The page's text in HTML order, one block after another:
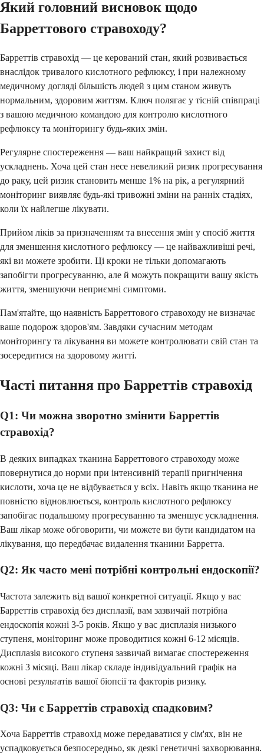
Який головний висновок щодо
Барреттового стравоходу?
Барреттів стравохід — це керований стан, який розвивається
внаслідок тривалого кислотного рефлюксу, і при належному
медичному догляді більшість людей з цим станом живуть
нормальним, здоровим життям. Ключ полягає у тісній співпраці
з вашою медичною командою для контролю кислотного
рефлюксу та моніторингу будь-яких змін.
Регулярне спостереження — ваш найкращий захист від
ускладнень. Хоча цей стан несе невеликий ризик прогресування
до раку, цей ризик становить менше 1% на рік, а регулярний
моніторинг виявляє будь-які тривожні зміни на ранніх стадіях,
коли їх найлегше лікувати.
Прийом ліків за призначенням та внесення змін у спосіб життя
для зменшення кислотного рефлюксу — це найважливіші речі,
які ви можете зробити. Ці кроки не тільки допомагають
запобігти прогресуванню, але й можуть покращити вашу якість
життя, зменшуючи неприємні симптоми.
Пам'ятайте, що наявність Барреттового стравоходу не визначає
ваше подорож здоров'ям. Завдяки сучасним методам
моніторингу та лікування ви можете контролювати свій стан та
зосередитися на здоровому житті.
Часті питання про Барреттів стравохід
Q1: Чи можна зворотно змінити Барреттів
стравохід?
В деяких випадках тканина Барреттового стравоходу може
повернутися до норми при інтенсивній терапії пригнічення
кислоти, хоча це не відбувається у всіх. Навіть якщо тканина не
повністю відновлюється, контроль кислотного рефлюксу
запобігає подальшому прогресуванню та зменшує ускладнення.
Ваш лікар може обговорити, чи можете ви бути кандидатом на
лікування, що передбачає видалення тканини Барретта.
Q2: Як часто мені потрібні контрольні ендоскопії?
Частота залежить від вашої конкретної ситуації. Якщо у вас
Барреттів стравохід без дисплазії, вам зазвичай потрібна
ендоскопія кожні 3-5 років. Якщо у вас дисплазія низького
ступеня, моніторинг може проводитися кожні 6-12 місяців.
Дисплазія високого ступеня зазвичай вимагає спостереження
кожні 3 місяці. Ваш лікар складе індивідуальний графік на
основі результатів вашої біопсії та факторів ризику.
Q3: Чи є Барреттів стравохід спадковим?
Хоча Барреттів стравохід може передаватися у сім'ях, він не
успадковується безпосередньо, як деякі генетичні захворювання.